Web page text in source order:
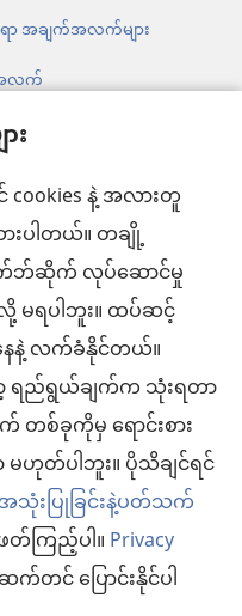
နဲ့ အလားတူ
းပါတယ်။ တချို့
က်ဘ်ဆိုက် လုပ်ဆောင်မှု
မရပါဘူး။ ထပ်ဆင့်
နဲ့ လက်ခံနိုင်တယ်။
ရည်ရွယ်ချက်က သုံးရတာ
တစ်ခုကိုမှ ရောင်းစား
မဟုတ်ပါဘူး။ ပိုသိချင်ရင်
အသုံးပြုခြင်းနဲ့ပတ်သက်
တ်ကြည့်ပါ။Privacy
က်တင် ပြောင်းနိုင်ပါ
အချက်အလက်များ
အလက်
™
Tract Society of Pennsylvania.